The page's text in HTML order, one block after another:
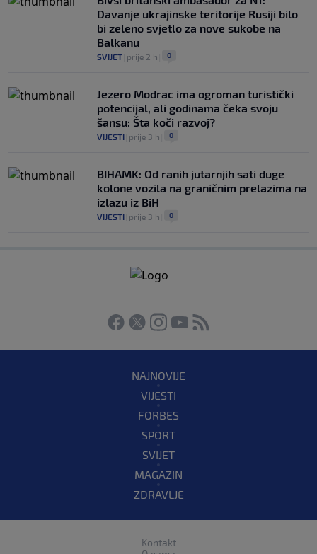
Davanje ukrajinske teritorije Rusiji bilo
bi zeleno svjetlo za nove sukobe na
Balkanu
SVIJET prije 2 h 0
Jezero Modrac ima ogroman turistički
potencijal, ali godinama čeka svoju
šansu: Šta koči razvoj?
VIJESTI prije 3 h 0
BIHAMK: Od ranih jutarnjih sati duge
kolone vozila na graničnim prelazima na
izlazu iz BiH
VIJESTI prije 3 h 0
NAJNOVIJE
VIJESTI
FORBES
SPORT
SVIJET
MAGAZIN
ZDRAVLJE
Kontakt